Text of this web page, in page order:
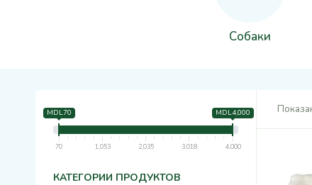
Собаки
MDL70 MDL4,000
70 1,053 2,035 3,018 4,000
КАТЕГОРИИ ПРОДУКТОВ